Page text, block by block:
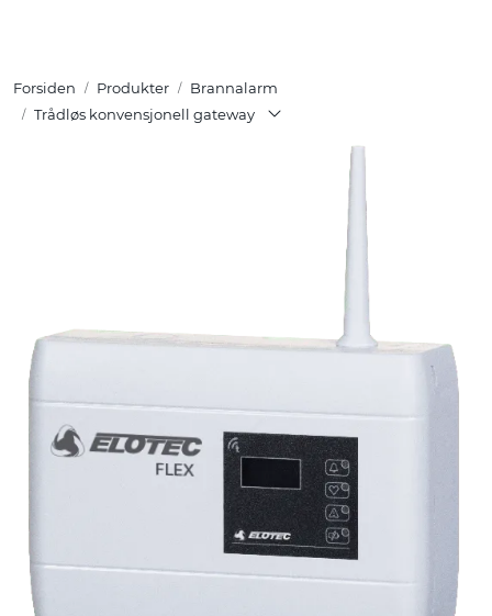
Forsiden Produkter
Brannalarm
Trådløs konvensjonell gateway
Tuotteet
Verkkokauppa